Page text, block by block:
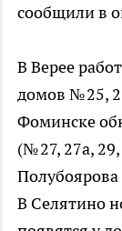
сообщили в
В Верее
домов № 25,
Фоминске
(№ 27, 27а,
В Селятино